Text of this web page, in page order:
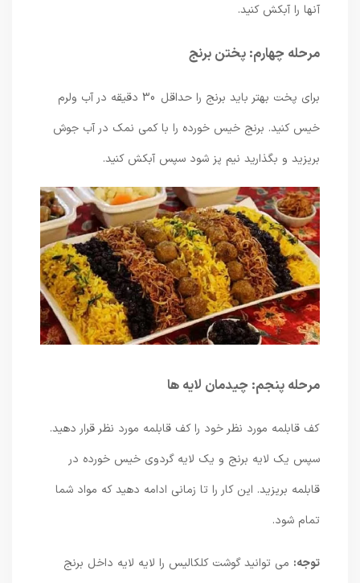
آنها را آبکش کنید.
مرحله چهارم: پختن برنج
برای پخت بهتر باید برنج را حداقل 30 دقیقه در آب ولرم
خیس کنید. برنج خیس خورده را با کمی نمک در آب جوش
بریزید و بگذارید نیم پز شود سپس آبکش کنید.
مرحله پنجم: چیدمان لایه ها
کف قابلمه مورد نظر خود را کف قابلمه مورد نظر قرار دهید.
سپس یک لایه برنج و یک لایه گردوی خیس خورده در
قابلمه بریزید. این کار را تا زمانی ادامه دهید که مواد شما
تمام شود.
می توانید گوشت کلکالیس را لایه لایه داخل برنج